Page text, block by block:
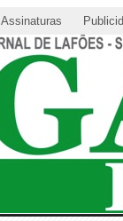
Assinaturas